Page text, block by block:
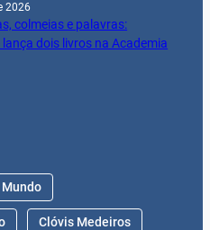
2026
colmeias e palavras:
lança dois livros na Academia
Clóvis Medeiros